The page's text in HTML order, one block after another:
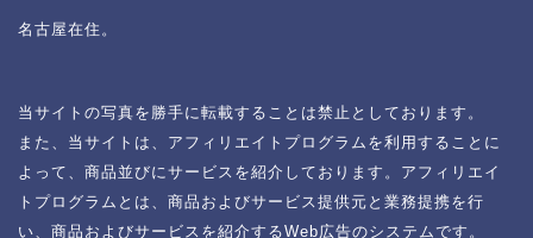
名古屋在住。
当サイトの写真を勝手に転載することは禁止としております。
また、当サイトは、アフィリエイトプログラムを利用することに
よって、商品並びにサービスを紹介しております。アフィリエイ
トプログラムとは、商品およびサービス提供元と業務提携を行
い、商品およびサービスを紹介するWeb広告のシステムです。